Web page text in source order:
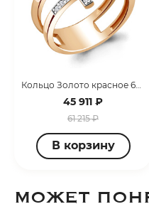
Кольцо Золото красное 68735А.1
45 911 ₽
61 215 ₽
В корзину
МОЖЕТ